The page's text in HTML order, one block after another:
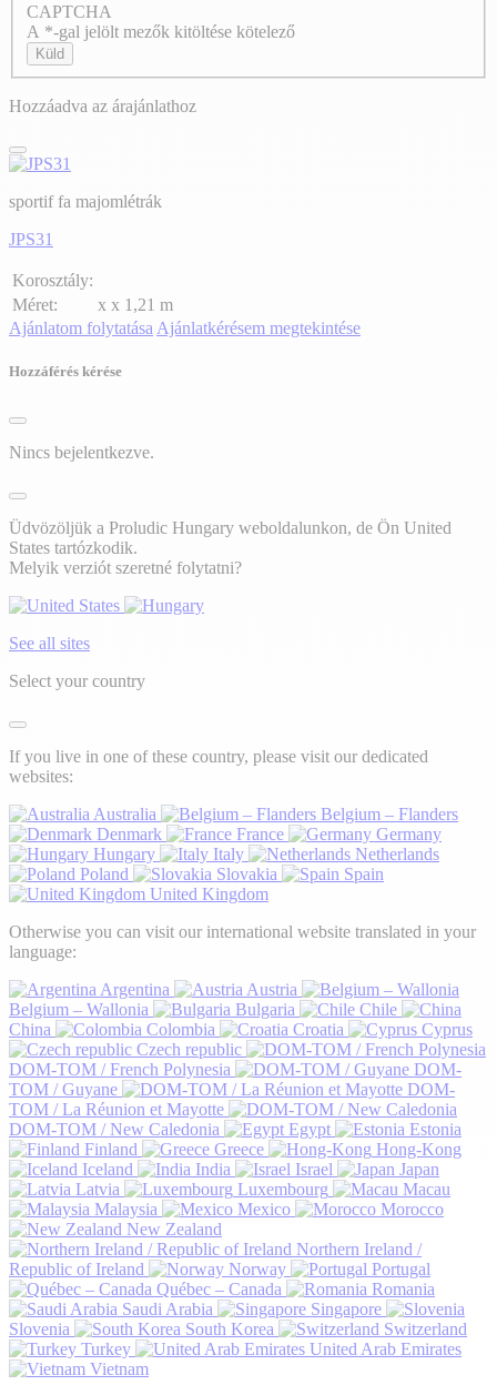
Axeptio consent
CAPTCHA
A *-gal jelölt mezők kitöltése kötelező
Küld
Hozzáadva az árajánlathoz
sportif fa majomlétrák
JPS31
Korosztály:
Méret:
x x 1,21 m
Ajánlatom folytatása Ajánlatkérésem megtekintése
Hozzáférés kérése
Nincs bejelentkezve.
Üdvözöljük a Proludic Hungary weboldalunkon, de Ön United
States tartózkodik.
Melyik verziót szeretné folytatni?
See all sites
Select your country
If you live in one of these country, please visit our dedicated
websites:
Australia
Belgium – Flanders
Denmark
France
Germany
Hungary
Italy
Netherlands
Poland
Slovakia
Spain
United Kingdom
Otherwise you can visit our international website translated in your
language:
Argentina
Austria
Belgium – Wallonia
Bulgaria
Chile
China
Colombia Croatia
Cyprus
Czech republic
DOM-TOM / French Polynesia
DOM-
TOM / Guyane
DOM-
TOM / La Réunion et Mayotte
DOM-TOM / New Caledonia
Egypt
Estonia
Finland
Greece
Hong-Kong
Iceland
India Israel
Japan
Latvia
Luxembourg
Macau
Malaysia
Mexico
Morocco
New Zealand
Northern Ireland /
Republic of Ireland
Norway
Portugal
Québec – Canada
Romania
Saudi Arabia
Singapore
Slovenia
South Korea
Switzerland
Turkey
United Arab Emirates
Vietnam